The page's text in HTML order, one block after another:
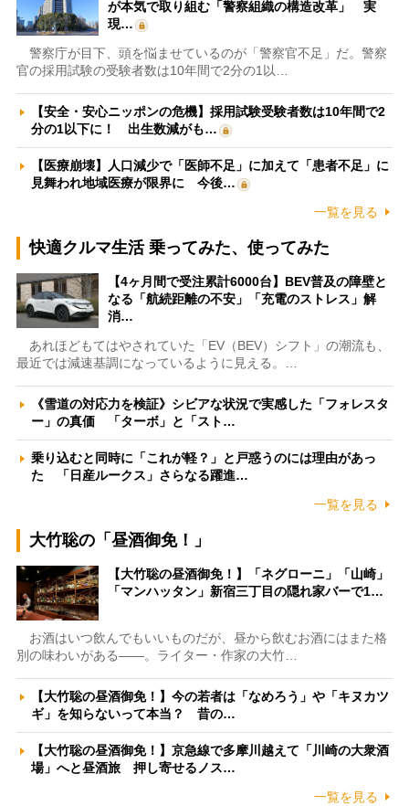
が本気で取り組む「警察組織の構造改革」 実
現…
警察庁が目下、頭を悩ませているのが「警察官不足」だ。警察
官の採用試験の受験者数は10年間で2分の1以…
【安全・安心ニッポンの危機】採用試験受験者数は10年間で2
分の1以下に！ 出生数減がも…
【医療崩壊】人口減少で「医師不足」に加えて「患者不足」に
見舞われ地域医療が限界に 今後…
一覧を見る
快適クルマ生活 乗ってみた、使ってみた
【4ヶ月間で受注累計6000台】BEV普及の障壁と
なる「航続距離の不安」「充電のストレス」解
消…
あれほどもてはやされていた「EV（BEV）シフト」の潮流も、
最近では減速基調になっているように見える。…
《雪道の対応力を検証》シビアな状況で実感した「フォレスタ
ー」の真価 「ターボ」と「スト…
乗り込むと同時に「これが軽？」と戸惑うのには理由があっ
た 「日産ルークス」さらなる躍進…
一覧を見る
大竹聡の「昼酒御免！」
【大竹聡の昼酒御免！】「ネグローニ」「山崎」
「マンハッタン」新宿三丁目の隠れ家バーで1…
お酒はいつ飲んでもいいものだが、昼から飲むお酒にはまた格
別の味わいがある――。ライター・作家の大竹…
【大竹聡の昼酒御免！】今の若者は「なめろう」や「キヌカツ
ギ」を知らないって本当？ 昔の…
【大竹聡の昼酒御免！】京急線で多摩川越えて「川崎の大衆酒
場」へと昼酒旅 押し寄せるノス…
一覧を見る